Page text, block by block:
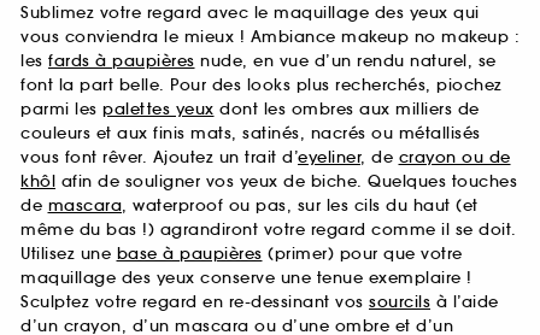
Sublimez votre regard avec le maquillage des yeux qui
vous conviendra le mieux ! Ambiance makeup no makeup :
les fards à paupières nude, en vue d’un rendu naturel, se
font la part belle. Pour des looks plus recherchés, piochez
parmi les palettes yeux dont les ombres aux milliers de
couleurs et aux finis mats, satinés, nacrés ou métallisés
vous font rêver. Ajoutez un trait d’eyeliner, de crayon ou de
khôl afin de souligner vos yeux de biche. Quelques touches
de mascara, waterproof ou pas, sur les cils du haut (et
même du bas !) agrandiront votre regard comme il se doit.
Utilisez une base à paupières (primer) pour que votre
maquillage des yeux conserve une tenue exemplaire !
Sculptez votre regard en re-dessinant vos sourcils à l’aide
d’un crayon, d’un mascara ou d’une ombre et d’un